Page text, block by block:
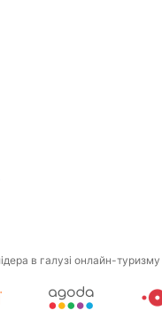
в галузі онлайн-туризму